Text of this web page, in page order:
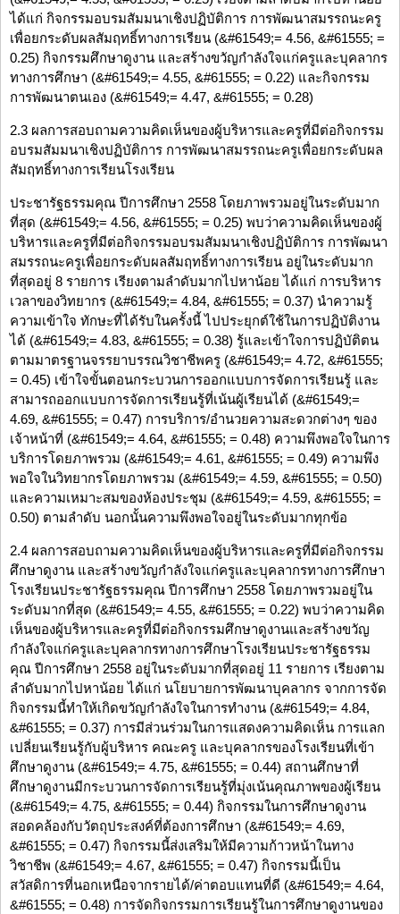
ได้แก่ กิจกรรมอบรมสัมมนาเชิงปฏิบัติการ การพัฒนาสมรรถนะครู
เพื่อยกระดับผลสัมฤทธิ์ทางการเรียน (&#61549;= 4.56, &#61555; =
0.25) กิจกรรมศึกษาดูงาน และสร้างขวัญกำลังใจแก่ครูและบุคลากร
ทางการศึกษา (&#61549;= 4.55, &#61555; = 0.22) และกิจกรรม
การพัฒนาตนเอง (&#61549;= 4.47, &#61555; = 0.28)
2.3 ผลการสอบถามความคิดเห็นของผู้บริหารและครูที่มีต่อกิจกรรม
อบรมสัมมนาเชิงปฏิบัติการ การพัฒนาสมรรถนะครูเพื่อยกระดับผล
สัมฤทธิ์ทางการเรียนโรงเรียน
ประชารัฐธรรมคุณ ปีการศึกษา 2558 โดยภาพรวมอยู่ในระดับมาก
ที่สุด (&#61549;= 4.56, &#61555; = 0.25) พบว่าความคิดเห็นของผู้
บริหารและครูที่มีต่อกิจกรรมอบรมสัมมนาเชิงปฏิบัติการ การพัฒนา
สมรรถนะครูเพื่อยกระดับผลสัมฤทธิ์ทางการเรียน อยู่ในระดับมาก
ที่สุดอยู่ 8 รายการ เรียงตามลำดับมากไปหาน้อย ได้แก่ การบริหาร
เวลาของวิทยากร (&#61549;= 4.84, &#61555; = 0.37) นำความรู้
ความเข้าใจ ทักษะที่ได้รับในครั้งนี้ ไปประยุกต์ใช้ในการปฏิบัติงาน
ได้ (&#61549;= 4.83, &#61555; = 0.38) รู้และเข้าใจการปฏิบัติตน
ตามมาตรฐานจรรยาบรรณวิชาชีพครู (&#61549;= 4.72, &#61555;
= 0.45) เข้าใจขั้นตอนกระบวนการออกแบบการจัดการเรียนรู้ และ
สามารถออกแบบการจัดการเรียนรู้ที่เน้นผู้เรียนได้ (&#61549;=
4.69, &#61555; = 0.47) การบริการ/อำนวยความสะดวกต่างๆ ของ
เจ้าหน้าที่ (&#61549;= 4.64, &#61555; = 0.48) ความพึงพอใจในการ
บริการโดยภาพรวม (&#61549;= 4.61, &#61555; = 0.49) ความพึง
พอใจในวิทยากรโดยภาพรวม (&#61549;= 4.59, &#61555; = 0.50)
และความเหมาะสมของห้องประชุม (&#61549;= 4.59, &#61555; =
0.50) ตามลำดับ นอกนั้นความพึงพอใจอยู่ในระดับมากทุกข้อ
2.4 ผลการสอบถามความคิดเห็นของผู้บริหารและครูที่มีต่อกิจกรรม
ศึกษาดูงาน และสร้างขวัญกำลังใจแก่ครูและบุคลากรทางการศึกษา
โรงเรียนประชารัฐธรรมคุณ ปีการศึกษา 2558 โดยภาพรวมอยู่ใน
ระดับมากที่สุด (&#61549;= 4.55, &#61555; = 0.22) พบว่าความคิด
เห็นของผู้บริหารและครูที่มีต่อกิจกรรมศึกษาดูงานและสร้างขวัญ
กำลังใจแก่ครูและบุคลากรทางการศึกษาโรงเรียนประชารัฐธรรม
คุณ ปีการศึกษา 2558 อยู่ในระดับมากที่สุดอยู่ 11 รายการ เรียงตาม
ลำดับมากไปหาน้อย ได้แก่ นโยบายการพัฒนาบุคลากร จากการจัด
กิจกรรมนี้ทำให้เกิดขวัญกำลังใจในการทำงาน (&#61549;= 4.84,
&#61555; = 0.37) การมีส่วนร่วมในการแสดงความคิดเห็น การแลก
เปลี่ยนเรียนรู้กับผู้บริหาร คณะครู และบุคลากรของโรงเรียนที่เข้า
ศึกษาดูงาน (&#61549;= 4.75, &#61555; = 0.44) สถานศึกษาที่
ศึกษาดูงานมีกระบวนการจัดการเรียนรู้ที่มุ่งเน้นคุณภาพของผู้เรียน
(&#61549;= 4.75, &#61555; = 0.44) กิจกรรมในการศึกษาดูงาน
สอดคล้องกับวัตถุประสงค์ที่ต้องการศึกษา (&#61549;= 4.69,
&#61555; = 0.47) กิจกรรมนี้ส่งเสริมให้มีความก้าวหน้าในทาง
วิชาชีพ (&#61549;= 4.67, &#61555; = 0.47) กิจกรรมนี้เป็น
สวัสดิการที่นอกเหนือจากรายได้/ค่าตอบแทนที่ดี (&#61549;= 4.64,
&#61555; = 0.48) การจัดกิจกรรมการเรียนรู้ในการศึกษาดูงานของ